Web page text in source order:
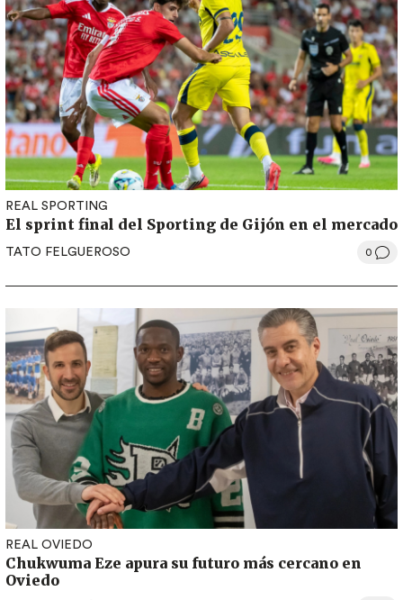
REAL SPORTING
El sprint final del Sporting de Gijón en el mercado
TATO FELGUEROSO 0
REAL OVIEDO
Chukwuma Eze apura su futuro más cercano en
Oviedo